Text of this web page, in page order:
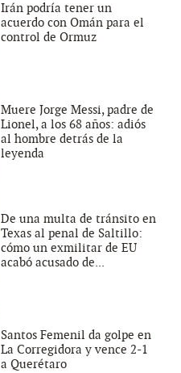
Irán podría tener un
acuerdo con Omán para el
control de Ormuz
Muere Jorge Messi, padre de
Lionel, a los 68 años: adiós
al hombre detrás de la
leyenda
De una multa de tránsito en
Texas al penal de Saltillo:
cómo un exmilitar de EU
acabó acusado de...
Santos Femenil da golpe en
La Corregidora y vence 2-1
a Querétaro